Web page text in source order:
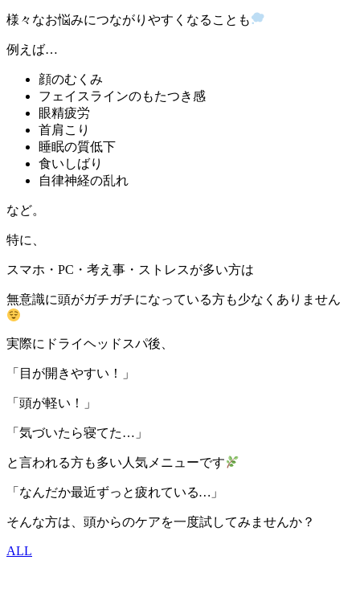
様々なお悩みにつながりやすくなることも
例えば…
顔のむくみ
フェイスラインのもたつき感
眼精疲労
首肩こり
睡眠の質低下
食いしばり
自律神経の乱れ
など。
特に、
スマホ・PC・考え事・ストレスが多い方は
無意識に頭がガチガチになっている方も少なくありません
実際にドライヘッドスパ後、
「目が開きやすい！」
「頭が軽い！」
「気づいたら寝てた…」
と言われる方も多い人気メニューです
「なんだか最近ずっと疲れている… 」
そんな方は、頭からのケアを一度試してみませんか？
ALL